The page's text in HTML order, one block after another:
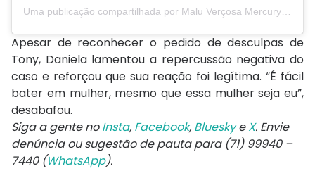
Uma publicação compartilhada por Malu Verçosa Mercury (@maluvercosa)
Apesar de reconhecer o pedido de desculpas de
Tony, Daniela lamentou a repercussão negativa do
caso e reforçou que sua reação foi legítima. “É fácil
bater em mulher, mesmo que essa mulher seja eu”,
desabafou.
Siga a gente noInsta, Facebook, BlueskyeX. Envie
denúncia ou sugestão de pauta para (71) 99940 –
7440 (WhatsApp).